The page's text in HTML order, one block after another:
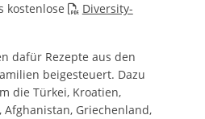
kostenlose
Diversity-
dafür Rezepte aus den
beigesteuert. Dazu
die Türkei, Kroatien,
Afghanistan, Griechenland,